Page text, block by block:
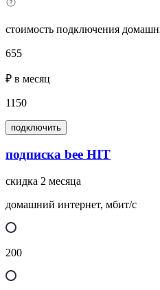
стоимость подключения
655
₽ в месяц
1150
подключить
подписка bee HIT
скидка 2 месяца
домашний интернет, мбит/с
200